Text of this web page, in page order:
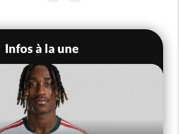
Infos à la une